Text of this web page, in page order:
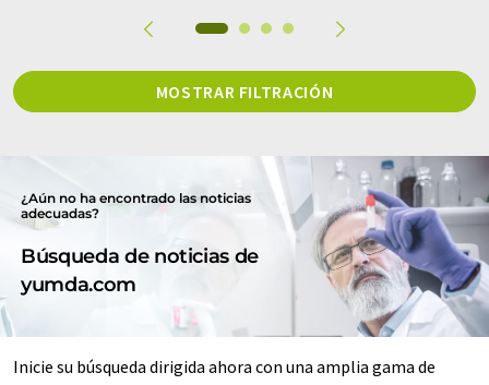
MOSTRAR FILTRACIÓN
¿Aún no ha encontrado las noticias
adecuadas?
Búsqueda de noticias de
yumda.com
Inicie su búsqueda dirigida ahora con una amplia gama de